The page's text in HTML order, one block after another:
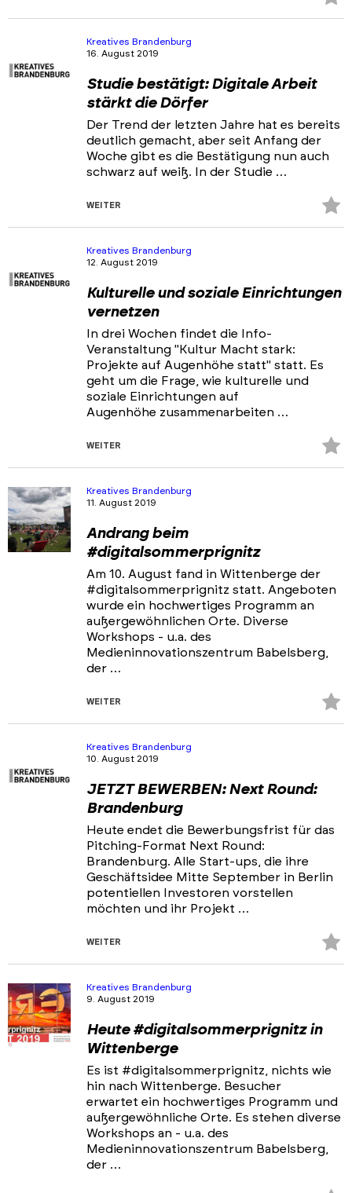
Kreatives Brandenburg
16. August 2019
Studie bestätigt: Digitale Arbeit
stärkt die Dörfer
Der Trend der letzten Jahre hat es bereits
deutlich gemacht, aber seit Anfang der
Woche gibt es die Bestätigung nun auch
schwarz auf weiß. In der Studie …
WEITER
Kreatives Brandenburg
12. August 2019
Kulturelle und soziale Einrichtungen
vernetzen
In drei Wochen findet die Info-
Veranstaltung "Kultur Macht stark:
Projekte auf Augenhöhe statt" statt. Es
geht um die Frage, wie kulturelle und
soziale Einrichtungen auf
Augenhöhe zusammenarbeiten …
WEITER
Kreatives Brandenburg
11. August 2019
Andrang beim
#digitalsommerprignitz
Am 10. August fand in Wittenberge der
#digitalsommerprignitz statt. Angeboten
wurde ein hochwertiges Programm an
außergewöhnlichen Orte. Diverse
Workshops - u.a. des
Medieninnovationszentrum Babelsberg,
der …
WEITER
Kreatives Brandenburg
10. August 2019
JETZT BEWERBEN: Next Round:
Brandenburg
Heute endet die Bewerbungsfrist für das
Pitching-Format Next Round:
Brandenburg. Alle Start-ups, die ihre
Geschäftsidee Mitte September in Berlin
potentiellen Investoren vorstellen
möchten und ihr Projekt …
WEITER
Kreatives Brandenburg
9. August 2019
Heute #digitalsommerprignitz in
Wittenberge
Es ist #digitalsommerprignitz, nichts wie
hin nach Wittenberge. Besucher
erwartet ein hochwertiges Programm und
außergewöhnliche Orte. Es stehen diverse
Workshops an - u.a. des
Medieninnovationszentrum Babelsberg,
der …